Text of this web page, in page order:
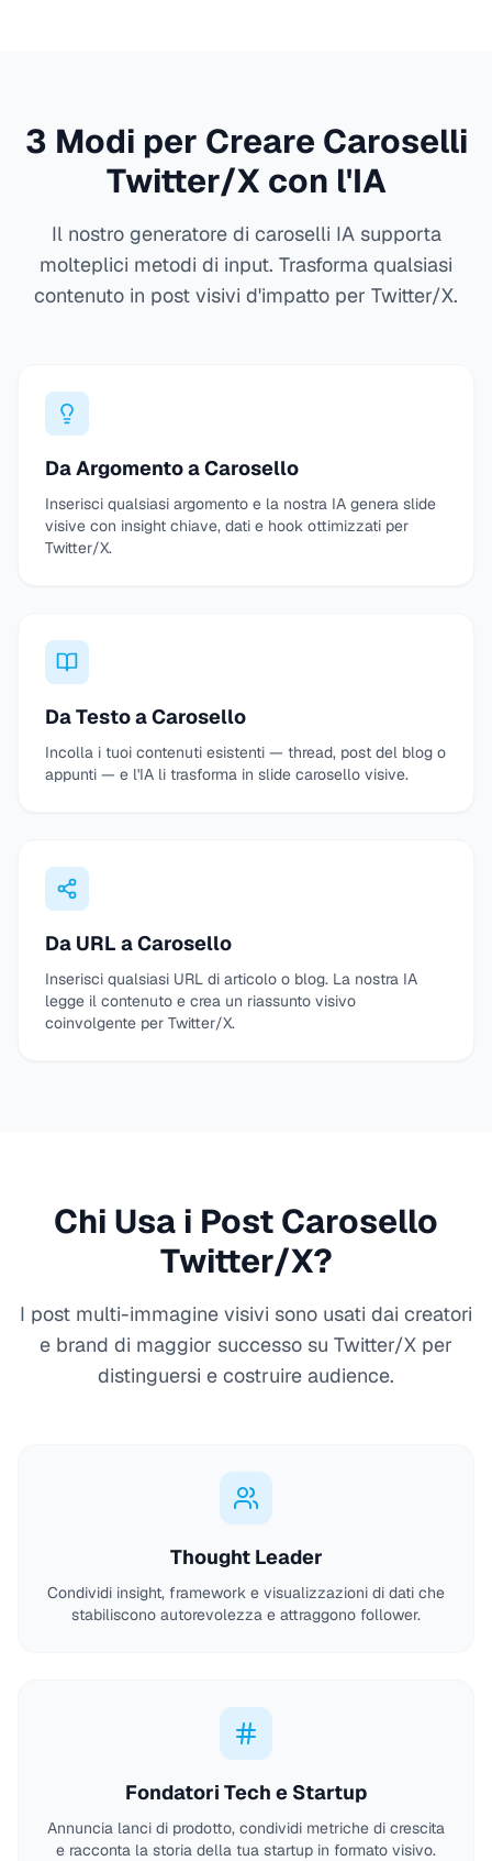
3 Modi per Creare Caroselli
Twitter/X con l'IA
Il nostro generatore di caroselli IA supporta
molteplici metodi di input. Trasforma qualsiasi
contenuto in post visivi d'impatto per Twitter/X.
Da Argomento a Carosello
Inserisci qualsiasi argomento e la nostra IA genera slide
visive con insight chiave, dati e hook ottimizzati per
Twitter/X.
Da Testo a Carosello
Incolla i tuoi contenuti esistenti — thread, post del blog o
appunti — e l'IA li trasforma in slide carosello visive.
Da URL a Carosello
Inserisci qualsiasi URL di articolo o blog. La nostra IA
legge il contenuto e crea un riassunto visivo
coinvolgente per Twitter/X.
Chi Usa i Post Carosello
Twitter/X?
I post multi-immagine visivi sono usati dai creatori
e brand di maggior successo su Twitter/X per
distinguersi e costruire audience.
Thought Leader
Condividi insight, framework e visualizzazioni di dati che
stabiliscono autorevolezza e attraggono follower.
Fondatori Tech e Startup
Annuncia lanci di prodotto, condividi metriche di crescita
e racconta la storia della tua startup in formato visivo.